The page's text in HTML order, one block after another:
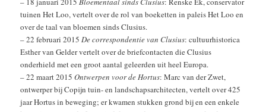
tuinen Het Loo, vertelt over de rol van boeketten in paleis Het Loo en
over de taal van bloemen sinds Clusius.
– 22 februari 2015De correspondentie van Clusius: cultuurhistorica
Esther van Gelder vertelt over de briefcontacten die Clusius
onderhield met een groot aantal geleerden uit heel Europa.
– 22 maart 2015Ontwerpen voor de Hortus: Marc van der Zwet,
ontwerper bij Copijn tuin- en landschapsarchitecten, vertelt over 425
jaar Hortus in beweging; er kwamen stukken grond bij en een enkele